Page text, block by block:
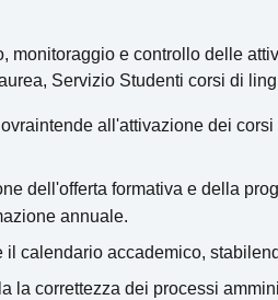
monitoraggio e controllo delle
Servizio Studenti corsi di
all'attivazione dei
dell'offerta formativa e della
annuale.
il calendario accademico,
la correttezza dei processi